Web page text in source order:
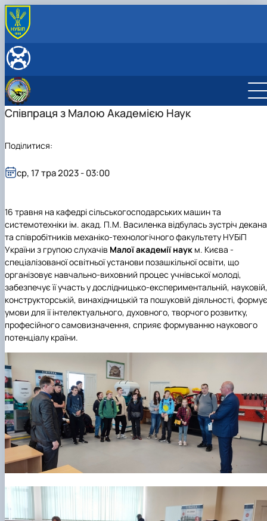
ПРО КАФЕДРУ
НАУКОВА ДІЯЛЬНІСТЬ
Студентські наукові гуртки
СКЛАД КАФЕДРИ
Гуменюк Юрій Олегович
Курка Віталій Петрович
Сівак Ігор Миколайович
Лавріненко Олександр Тимофійович
Онищенко Борис Володимирович
Волянський Михайло Станіславович
Вечера Олег Миколайович
Карлаш Олександр Петрович
Гаркуша Наталія Миколаївна
Кіру Валентина Василівна
Ямков Олександр Володимирович
Білоконь Ольга Борисівна
Тихий Олександр Іванович
Співпраця з Малою Академією Наук
16 травня на кафедрі сільськогосподарських машин та
системотехніки ім. акад. П.М. Василенка відбулась зустріч декана
та співробітників механіко-технологічного факультету НУБіП
України з групою слухачів Малої академії наук м. Києва -
спеціалізованої освітньої установи позашкільної освіти, що
організовує навчально-виховний процес учнівської молоді,
забезпечує її участь у дослідницько-експериментальній, науковій,
конструкторській, винахідницькій та пошуковій діяльності, формує
умови для її інтелектуального, духовного, творчого розвитку,
професійного самовизначення, сприяє формуванню наукового
потенціалу країни.
ср, 17 тра 2023 - 03:00
Поділитися: